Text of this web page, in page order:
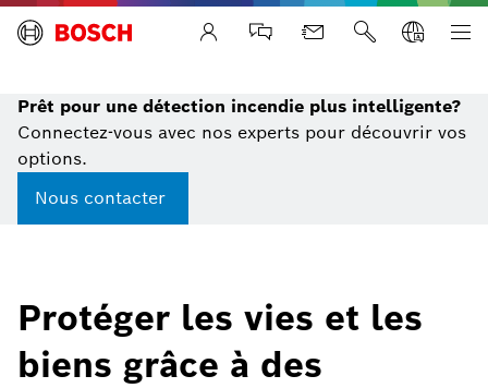
Life Safety Systems
Prêt pour une détection incendie plus intelligente?
Connectez-vous avec nos experts pour découvrir vos
options.
Nous contacter
Protéger les vies et les
biens grâce à des